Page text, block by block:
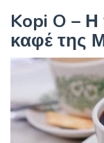
Kopi O –
καφέ της